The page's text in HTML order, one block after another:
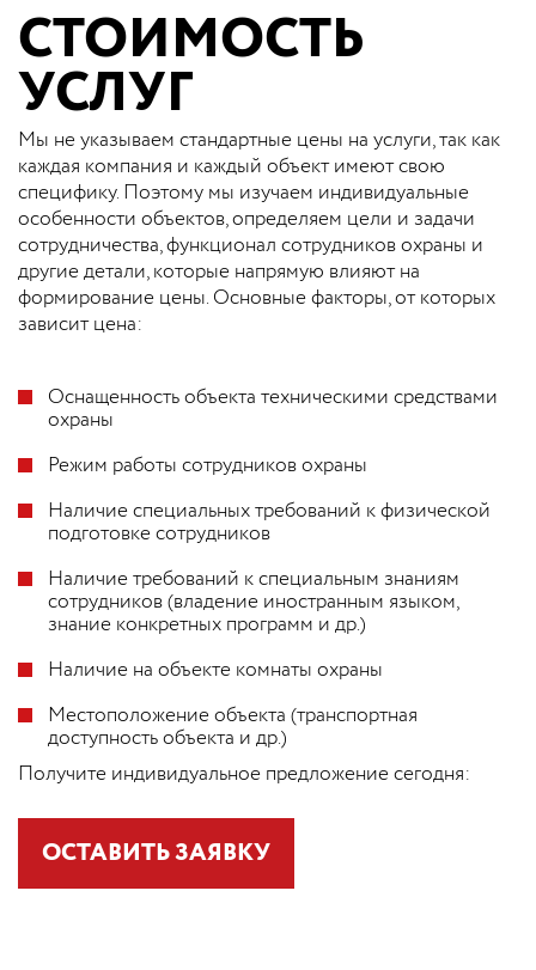
СТОИМОСТЬ
УСЛУГ
Мы не указываем стандартные цены на услуги, так как
каждая компания и каждый объект имеют свою
специфику. Поэтому мы изучаем индивидуальные
особенности объектов, определяем цели и задачи
сотрудничества, функционал сотрудников охраны и
другие детали, которые напрямую влияют на
формирование цены. Основные факторы, от которых
зависит цена:
Оснащенность объекта техническими средствами
охраны
Режим работы сотрудников охраны
Наличие специальных требований к физической
подготовке сотрудников
Наличие требований к специальным знаниям
сотрудников (владение иностранным языком,
знание конкретных программ и др.)
Наличие на объекте комнаты охраны
Местоположение объекта (транспортная
доступность объекта и др.)
Получите индивидуальное предложение сегодня:
ОСТАВИТЬ ЗАЯВКУ